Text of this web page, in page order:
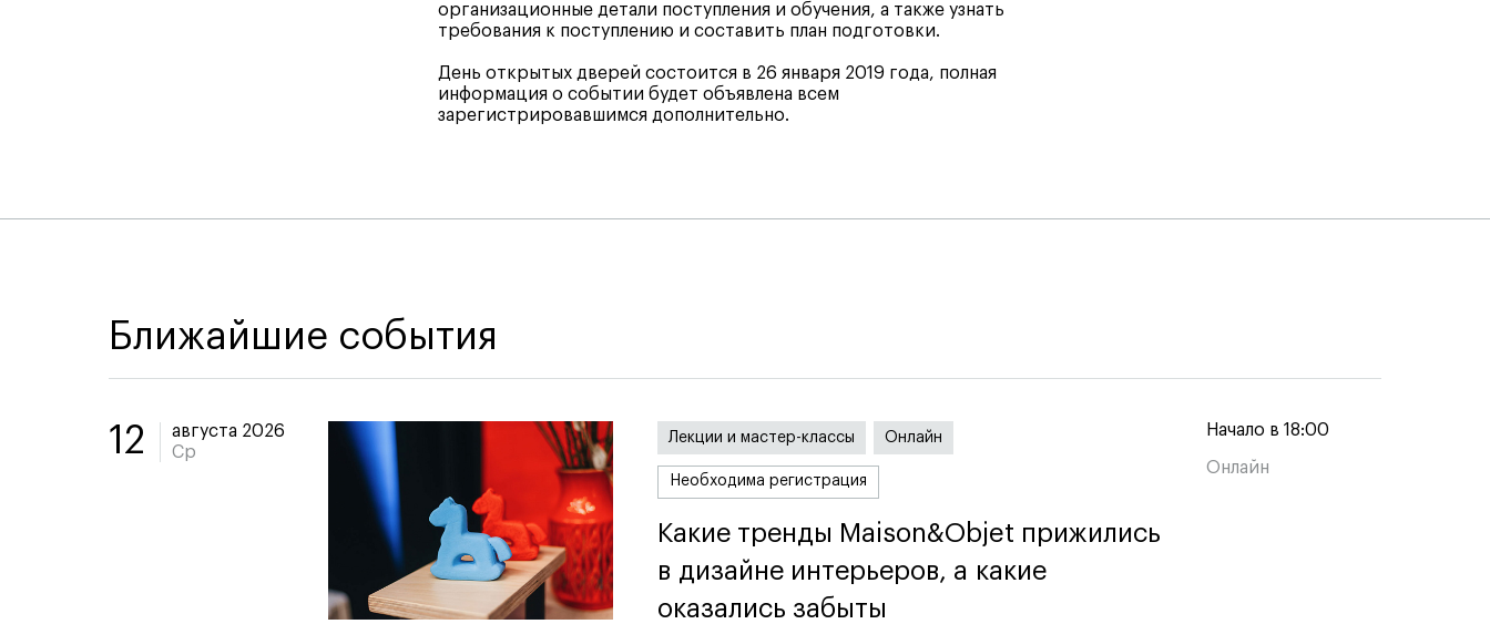
организационные детали поступления и обучения, а также узнать
требования к поступлению и составить план подготовки.
День открытых дверей состоится в 26 января 2019 года, полная
информация о событии будет объявлена всем
зарегистрировавшимся дополнительно.
Ближайшие события
12
августа 2026
Ср
Лекции и мастер-классы Онлайн
Необходима регистрация
Какие тренды Maison&Objet прижились
в дизайне интерьеров, а какие
оказались забыты
Какие тренды Maison&Objet прижились
в дизайне интерьеров, а какие
оказались забыты
Начало в 18:00
Онлайн